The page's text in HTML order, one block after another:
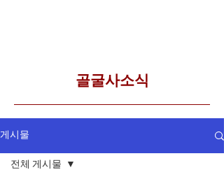
​골굴사소식
게시물
전체 게시물